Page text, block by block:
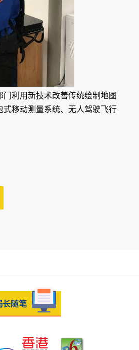
门利用新技术改善传统绘制地图
式移动测量系统、无人驾驶飞行